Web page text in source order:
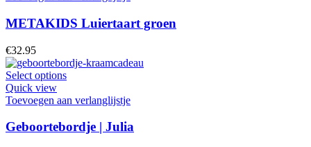
METAKIDS Luiertaart groen
€32.95
Select optionsDit
heeft
variaties.
Deze
Quick view
Toevoegen aan verlanglijstje
Geboortebordje | Julia